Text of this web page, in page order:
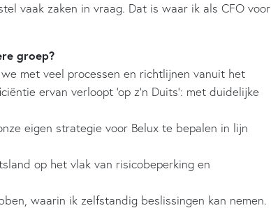
vaak zaken in vraag. Dat is waar ik als CFO voor
groep?
met veel processen en richtlijnen vanuit het
ervan verloopt ‘op z’n Duits’: met duidelijke
eigen strategie voor Belux te bepalen in lijn
op het vlak van risicobeperking en
waarin ik zelfstandig beslissingen kan nemen.